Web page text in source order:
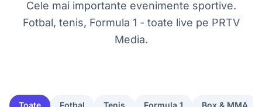
Cele mai importante evenimente sportive.
Fotbal, tenis, Formula 1 - toate live pe PRTV
Media.
Toate Fotbal Tenis Formula 1 Box & MMA